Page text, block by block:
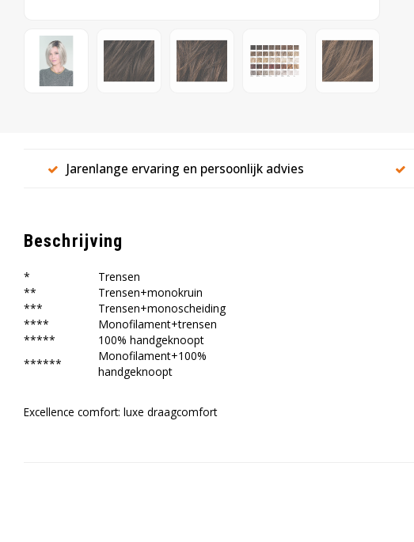
Jarenlange ervaring en persoonlijk advies
Beschrijving
*
Trensen
**
Trensen+monokruin
***
Trensen+monoscheiding
****
Monofilament+trensen
*****
100% handgeknoopt
******
Monofilament+100%
handgeknoopt
Excellence comfort: luxe draagcomfort